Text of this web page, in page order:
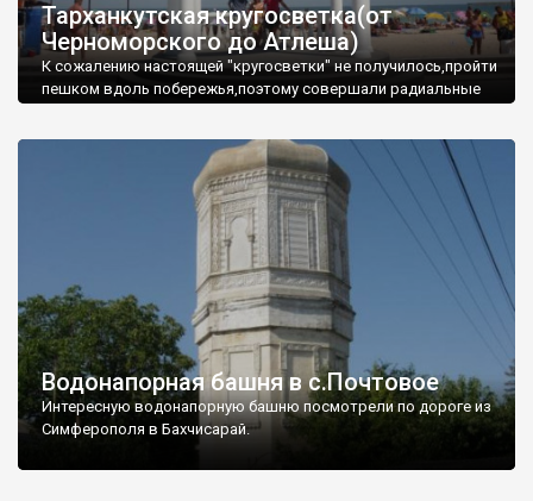
Тарханкутская кругосветка(от
Черноморского до Атлеша)
К сожалению настоящей "кругосветки" не получилось,пройти
пешком вдоль побережья,поэтому совершали радиальные
Водонапорная башня в с.Почтовое
Интересную водонапорную башню посмотрели по дороге из
Симферополя в Бахчисарай.